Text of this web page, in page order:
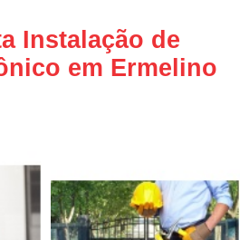
Instalação de
em Ermelino